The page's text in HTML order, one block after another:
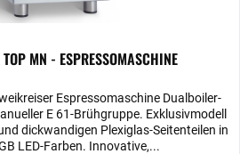
MN - ESPRESSOMASCHINE
Espressomaschine Dualboiler-
E 61-Brühgruppe. Exklusivmodell
dickwandigen Plexiglas-Seitenteilen in
LED-Farben. Innovative,...